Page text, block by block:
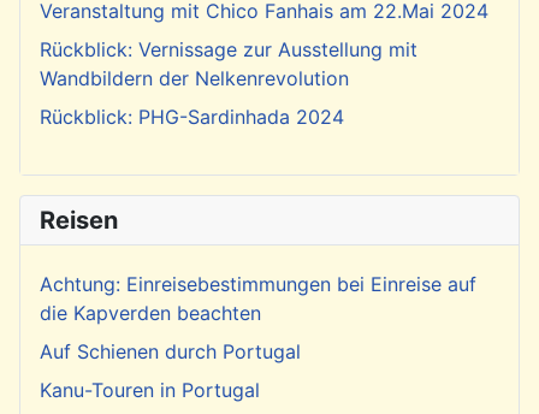
Veranstaltung mit Chico Fanhais am 22.Mai 2024
Rückblick: Vernissage zur Ausstellung mit
Wandbildern der Nelkenrevolution
Rückblick: PHG-Sardinhada 2024
Reisen
Achtung: Einreisebestimmungen bei Einreise auf
die Kapverden beachten
Auf Schienen durch Portugal
Kanu-Touren in Portugal